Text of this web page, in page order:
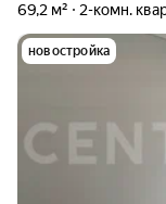
69,2 м² 2-комн.
новостройка